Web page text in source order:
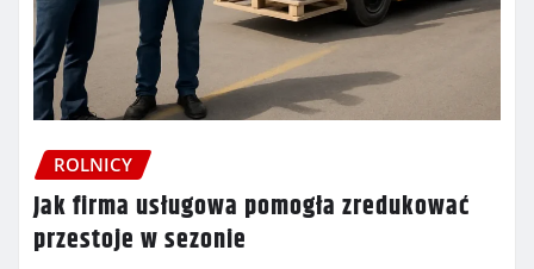
ROLNICY
Jak firma usługowa pomogła zredukować
przestoje w sezonie